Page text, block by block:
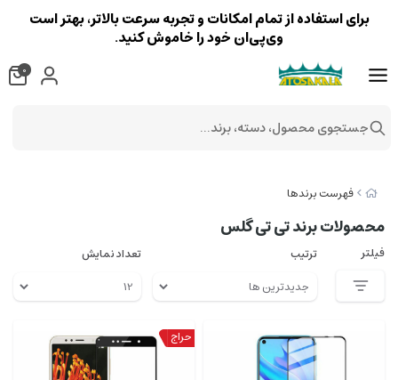
فهرست برندها
محصولات برند تی تی گلس
فیلتر ترتیب تعداد نمایش
برای استفاده از تمام امکانات و تجربه سرعت بالاتر، بهتر است
وی‌پی‌ان خود را خاموش کنید.
0
جستجوی محصول، دسته، برند...